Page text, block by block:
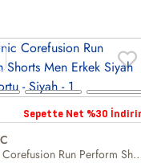
Sepette Net %30
X-bionic Corefusion Run Perform Shorts